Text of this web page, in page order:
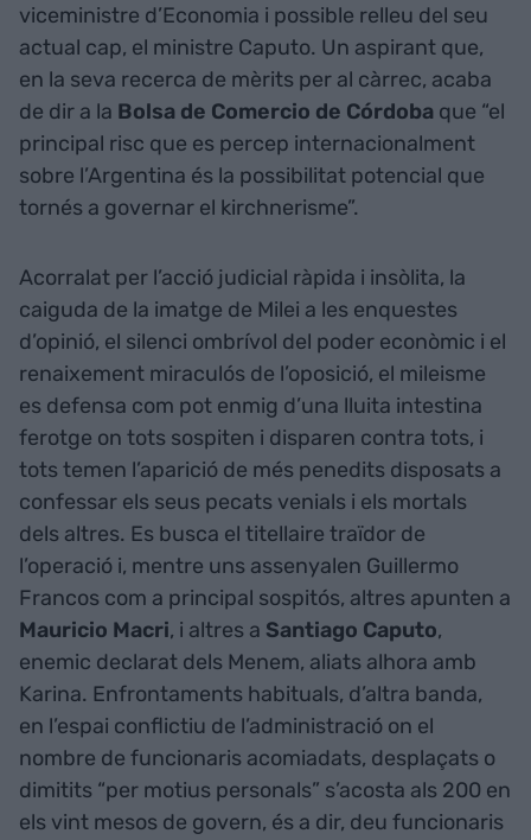
viceministre d’Economia i possible relleu del seu
actual cap, el ministre Caputo. Un aspirant que,
en la seva recerca de mèrits per al càrrec, acaba
de dir a la Bolsa de Comercio de Córdoba que “el
principal risc que es percep internacionalment
sobre l’Argentina és la possibilitat potencial que
tornés a governar el kirchnerisme”.
Acorralat per l’acció judicial ràpida i insòlita, la
caiguda de la imatge de Milei a les enquestes
d’opinió, el silenci ombrívol del poder econòmic i el
renaixement miraculós de l’oposició, el mileisme
es defensa com pot enmig d’una lluita intestina
ferotge on tots sospiten i disparen contra tots, i
tots temen l’aparició de més penedits disposats a
confessar els seus pecats venials i els mortals
dels altres. Es busca el titellaire traïdor de
l’operació i, mentre uns assenyalen Guillermo
Francos com a principal sospitós, altres apunten a
Mauricio Macri, i altres a Santiago Caputo,
enemic declarat dels Menem, aliats alhora amb
Karina. Enfrontaments habituals, d’altra banda,
en l’espai conflictiu de l’administració on el
nombre de funcionaris acomiadats, desplaçats o
dimitits “per motius personals” s’acosta als 200 en
els vint mesos de govern, és a dir, deu funcionaris